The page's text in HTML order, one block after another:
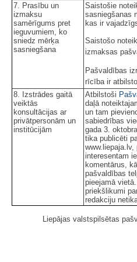
7. Prasību un
izmaksu
samērīgums pret
ieguvumiem, ko
sniedz mērķa
sasniegšana
Saistošie
sasniegšanas
kas ir
Saistošo
izmaksas
Pašvaldības
rīcība ir
8. Izstrādes gaitā
veiktās
konsultācijas ar
privātpersonām un
institūcijām
Atbilstoši
daļā
un tam
sabiedrības
gada 3.
tika publicēti
interesentam
komentārus,
pašvaldības
pieejamā
priekšlikumi
redakciju
Liepājas valstspilsētas